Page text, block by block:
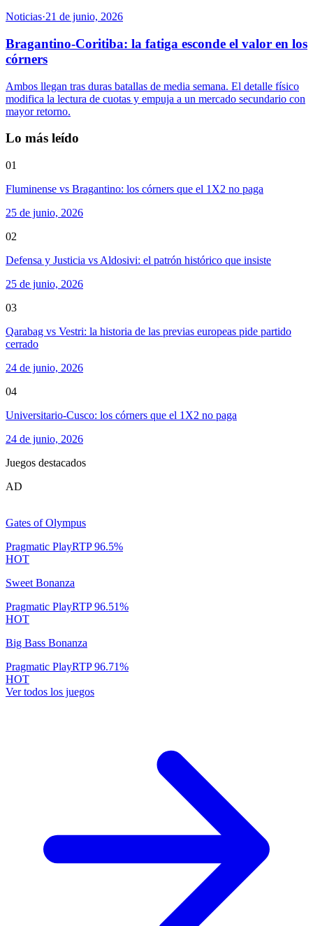
Noticias·21 de junio, 2026
Bragantino-Coritiba: la fatiga esconde el valor en los
córners
Ambos llegan tras duras batallas de media semana. El detalle físico
modifica la lectura de cuotas y empuja a un mercado secundario con
mayor retorno.
Lo más leído
01
Fluminense vs Bragantino: los córners que el 1X2 no paga
25 de junio, 2026
02
Defensa y Justicia vs Aldosivi: el patrón histórico que insiste
25 de junio, 2026
03
Qarabag vs Vestri: la historia de las previas europeas pide partido
cerrado
24 de junio, 2026
04
Universitario-Cusco: los córners que el 1X2 no paga
24 de junio, 2026
Juegos destacados
AD
Gates of Olympus
Pragmatic PlayRTP96.5%
HOT
Sweet Bonanza
Pragmatic PlayRTP96.51%
HOT
Big Bass Bonanza
Pragmatic PlayRTP96.71%
HOT
Ver todos los juegos